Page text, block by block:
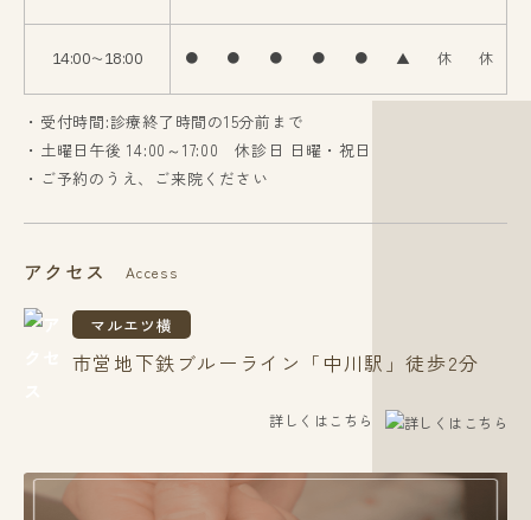
14:00〜18:00 ● ● ● ● ● ▲ 休 休
・受付時間:診療終了時間の15分前まで
・土曜日午後 14:00～17:00 休診日 日曜・祝日
・ご予約のうえ、ご来院ください
アクセス Access
マルエツ横
市営地下鉄ブルーライン「中川駅」徒歩2分
詳しくはこちら